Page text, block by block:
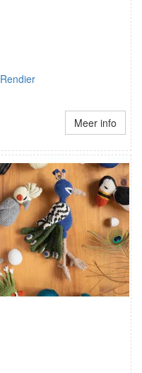
Rendier
Meer info